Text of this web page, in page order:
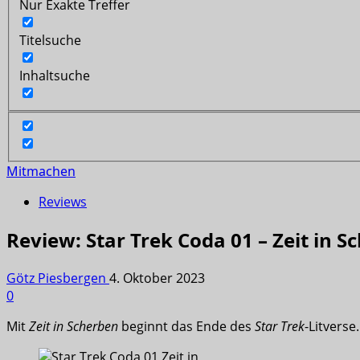
Nur Exakte Treffer
Titelsuche
Inhaltsuche
Mitmachen
Reviews
Review: Star Trek Coda 01 – Zeit in
Götz Piesbergen 4. Oktober 2023
0
MitZeit in Scherben beginnt das Ende des Star Trek-Litverse.